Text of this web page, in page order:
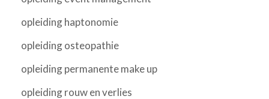
opleiding haptonomie
opleiding osteopathie
opleiding permanente make up
opleiding rouw en verlies